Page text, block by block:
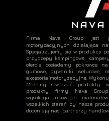
Firma Nava Group jest
motoryzacyjnych działająca
Specjalizujemy się w produkcji
przyczepy kempingowe,
ofercie posiadamy pokrowce
gumowe, dywaniki welurowe,
akcesoria motoryzacyjne.
Możemy stworzyć produkty
produkty firmy Nava
wysokogatunkowych
wszelkich starań by nasze
doceniają nasi partnerzy handlowi